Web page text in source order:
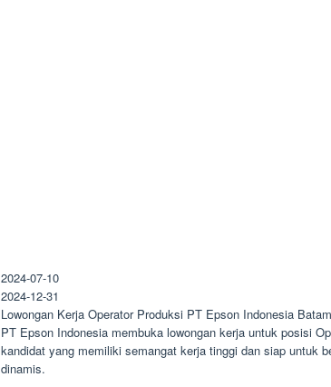
2024-07-10
2024-12-31
Lowongan Kerja Operator Produksi PT Epson Indonesia
PT Epson Indonesia membuka lowongan kerja untuk posisi
kandidat yang memiliki semangat kerja tinggi dan siap untuk
dinamis.